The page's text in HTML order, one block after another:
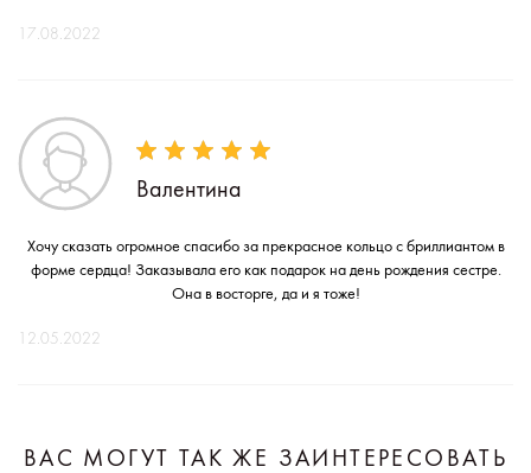
17.08.2022
Валентина
Хочу сказать огромное спасибо за прекрасное кольцо с бриллиантом в
форме сердца! Заказывала его как подарок на день рождения сестре.
Она в восторге, да и я тоже!
12.05.2022
ВАС МОГУТ ТАК ЖЕ ЗАИНТЕРЕСОВАТЬ